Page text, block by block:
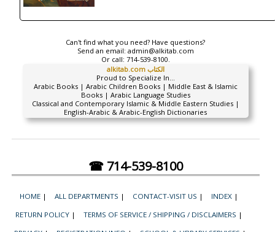
Can't find what you need? Have questions?
Send an email: admin@alkitab.com
Or call: 714-539-8100.
alkitab.com الكتاب
Proud to Specialize In...
Arabic Books | Arabic Children Books | Middle East & Islamic
Books | Arabic Language Studies
Classical and Contemporary Islamic & Middle Eastern Studies |
English-Arabic & Arabic-English Dictionaries
☎ 714-539-8100
HOME | ALL DEPARTMENTS | CONTACT-VISIT US | INDEX |
RETURN POLICY | TERMS OF SERVICE / SHIPPING / DISCLAIMERS |